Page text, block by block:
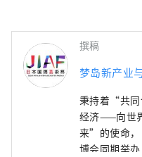
撰稿
梦岛新产业
秉持着“共同
经济——向世
来”的使命，
博会同期举